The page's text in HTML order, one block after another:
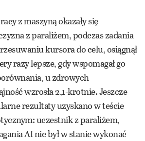
z maszyną okazały się
z paraliżem, podczas zadania
kursora do celu, osiągnął
razy lepsze, gdy wspomagał go
u zdrowych
wzrosła 2,1-krotnie. Jeszcze
rezultaty uzyskano w teście
uczestnik z paraliżem,
AI nie był w stanie wykonać